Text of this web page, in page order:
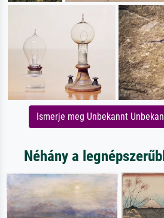
Ismerje meg Unbekannt
Néhány a